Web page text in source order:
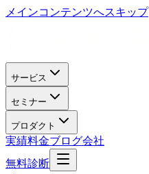
メインコンテンツへスキップ
サービス
セミナー
プロダクト
実績料金ブログ会社
無料診断